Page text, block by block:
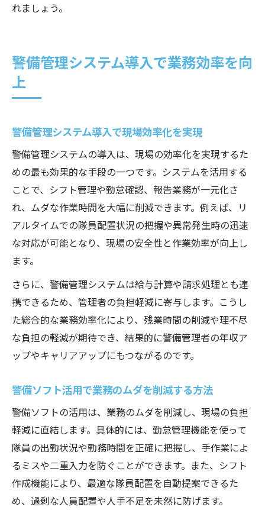
れましょう。
警備管理システム導入で業務効率を向
上
警備管理システム導入で現場効率化を実現
警備管理システムの導入は、現場の効率化を実現するた
めの最も効果的な手段の一つです。システムを活用する
ことで、シフト管理や勤怠確認、報告業務が一元化さ
れ、ムダな作業時間を大幅に削減できます。例えば、リ
アルタイムでの隊員配置状況の把握や異常発生時の迅速
な対応が可能となり、現場の安全性と作業効率が向上し
ます。
さらに、警備管理システムは給与計算や請求処理とも連
携できるため、管理者の負担軽減に寄与します。こうし
た総合的な業務効率化により、残業時間の削減や理不尽
な負担の軽減が期待でき、結果的に警備管理者の年収ア
ップやキャリアアップにもつながるのです。
警備ソフト活用で業務のムダを削減する方法
警備ソフトの活用は、業務のムダを削減し、現場の負担
軽減に直結します。具体的には、勤怠管理機能を使って
隊員の出勤状況や勤務時間を正確に把握し、手作業によ
るミスや二重入力を防ぐことができます。また、シフト
作成機能により、最適な隊員配置を自動提案できるた
め、過剰な人員配置や人手不足を未然に防げます。